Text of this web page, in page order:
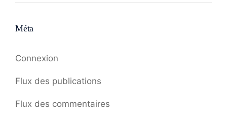
Méta
Connexion
Flux des publications
Flux des commentaires